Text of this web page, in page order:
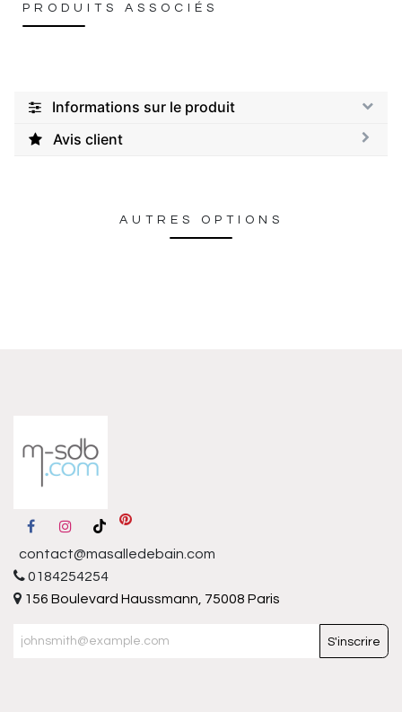
PRODUITS ASSOCIÉS
Informations sur le produit
Avis client
AUTRES OPTIONS
contact@masalledebain.com
0184254254
156 Boulevard Haussmann, 75008 Paris
S'inscrire